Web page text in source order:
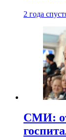
2 года
СМИ: